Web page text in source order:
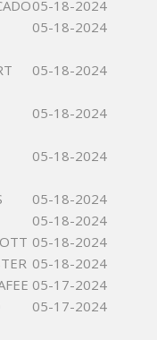
05-18-2024
05-18-2024
05-18-2024
05-18-2024
05-18-2024
05-18-2024
05-18-2024
05-18-2024
05-18-2024
05-17-2024
05-17-2024